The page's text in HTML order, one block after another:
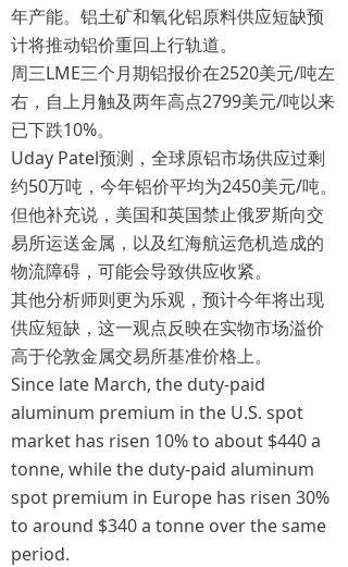
年产能。铝土矿和氧化铝原料供应短缺预
计将推动铝价重回上行轨道。
周三LME三个月期铝报价在2520美元/吨左
右，自上月触及两年高点2799美元/吨以来
已下跌10%。
Uday Patel预测，全球原铝市场供应过剩
约50万吨，今年铝价平均为2450美元/吨。
但他补充说，美国和英国禁止俄罗斯向交
易所运送金属，以及红海航运危机造成的
物流障碍，可能会导致供应收紧。
其他分析师则更为乐观，预计今年将出现
供应短缺，这一观点反映在实物市场溢价
高于伦敦金属交易所基准价格上。
Since late March, the duty-paid
aluminum premium in the U.S. spot
market has risen 10% to about $440 a
tonne, while the duty-paid aluminum
spot premium in Europe has risen 30%
to around $340 a tonne over the same
period.